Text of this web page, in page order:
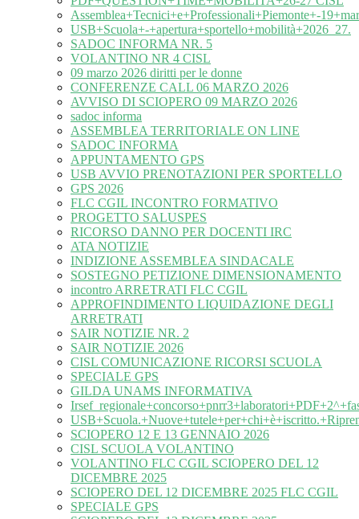
Assemblea+Tecnici+e+Professionali+Piemonte+-
USB+Scuola+-+apertura+sportello+mobilità+2026_27.
SADOC INFORMA NR. 5
VOLANTINO NR 4 CISL
09 marzo 2026 diritti per le donne
CONFERENZE CALL 06 MARZO 2026
AVVISO DI SCIOPERO 09 MARZO 2026
sadoc informa
ASSEMBLEA TERRITORIALE ON LINE
SADOC INFORMA
APPUNTAMENTO GPS
USB AVVIO PRENOTAZIONI PER SPORTELLO
GPS 2026
FLC CGIL INCONTRO FORMATIVO
PROGETTO SALUSPES
RICORSO DANNO PER DOCENTI IRC
ATA NOTIZIE
INDIZIONE ASSEMBLEA SINDACALE
SOSTEGNO PETIZIONE DIMENSIONAMENTO
incontro ARRETRATI FLC CGIL
APPROFINDIMENTO LIQUIDAZIONE DEGLI
ARRETRATI
SAIR NOTIZIE NR. 2
SAIR NOTIZIE 2026
CISL COMUNICAZIONE RICORSI SCUOLA
SPECIALE GPS
GILDA UNAMS INFORMATIVA
SCIOPERO 12 E 13 GENNAIO 2026
CISL SCUOLA VOLANTINO
VOLANTINO FLC CGIL SCIOPERO DEL 12
DICEMBRE 2025
SCIOPERO DEL 12 DICEMBRE 2025 FLC CGIL
SPECIALE GPS